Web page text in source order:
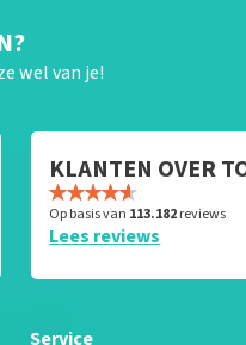
wel van je!
KLANTEN OVER
Op basis van 113.182reviews
Lees reviews
Service